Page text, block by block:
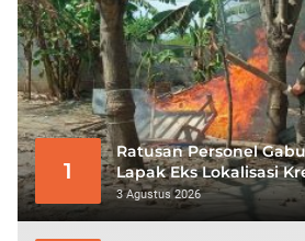
1
Ratusan Personel
Lapak Eks Lokalisasi
3 Agustus 2026